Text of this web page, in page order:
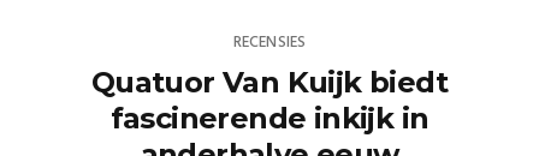
RECENSIES
Quatuor Van Kuijk biedt
fascinerende inkijk in